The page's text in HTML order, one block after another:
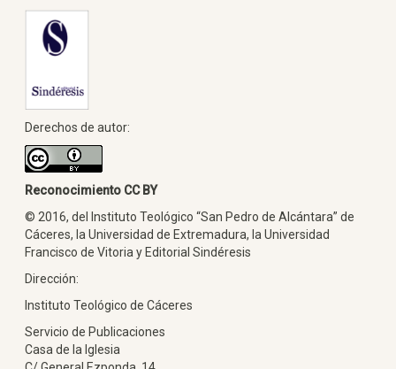
Derechos de autor:
Reconocimiento CC BY
© 2016, del Instituto Teológico “San Pedro de Alcántara” de
Cáceres, la Universidad de Extremadura, la Universidad
Francisco de Vitoria y Editorial Sindéresis
Dirección:
Instituto Teológico de Cáceres
Servicio de Publicaciones
Casa de la Iglesia